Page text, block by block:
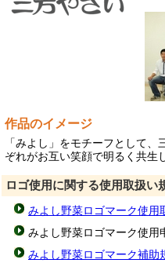
作品のイメージ
「みよし」をモチーフとして
ぞれがお互い笑顔で明るく共生
ロゴ使用に関する使用取扱い
みよし野菜ロゴマーク使用
みよし野菜ロゴマーク使用
みよし野菜ロゴマーク補助